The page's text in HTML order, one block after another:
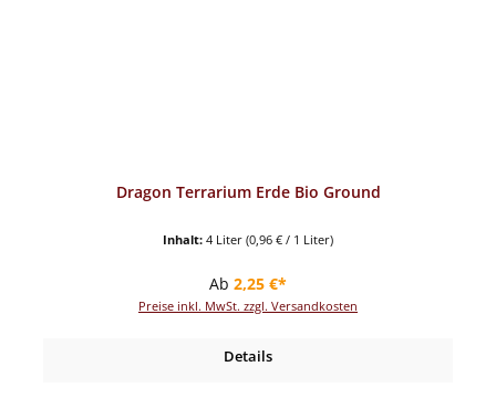
Dragon Terrarium Erde Bio Ground
Inhalt: 4 Liter (0,96 € / 1 Liter)
Regulärer Preis:
Ab 2,25 €*
Preise inkl. MwSt. zzgl. Versandkosten
Details